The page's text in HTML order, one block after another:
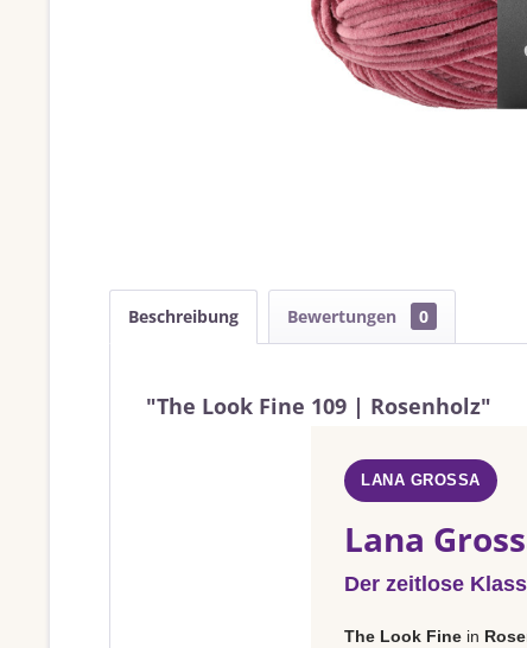
Beschreibung Bewertungen 0
"The Look Fine 109 | Rosenholz"
LANA GROSSA
Lana
Der zeitlose
The Look Fine in